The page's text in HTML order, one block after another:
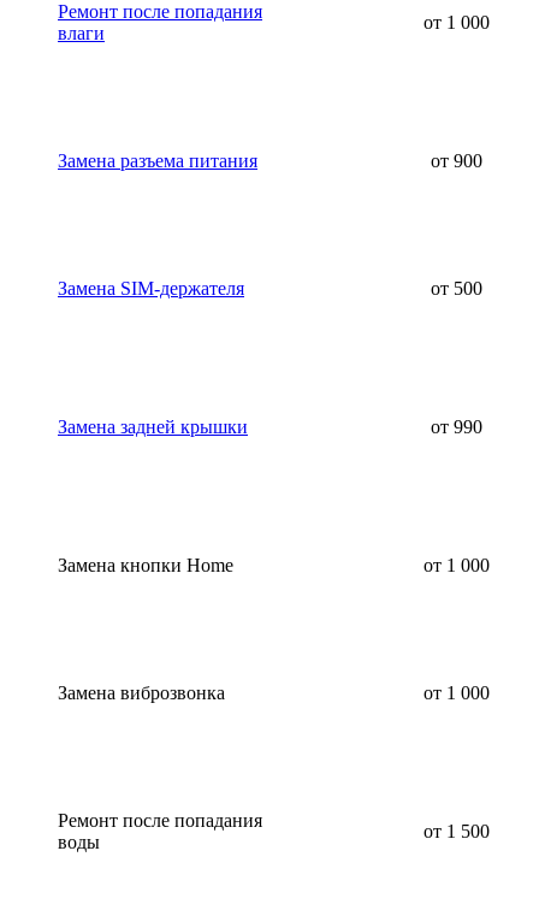
Ремонт после попадания
влаги
от 1 000
Замена разъема питания от 900
Замена SIM-держателя от 500
Замена задней крышки от 990
Замена кнопки Home от 1 000
Замена виброзвонка от 1 000
Ремонт после попадания
воды
от 1 500